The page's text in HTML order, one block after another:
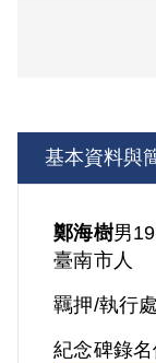
基本資料與
鄭海樹男
臺南市人
羈押/執行
紀念碑錄名